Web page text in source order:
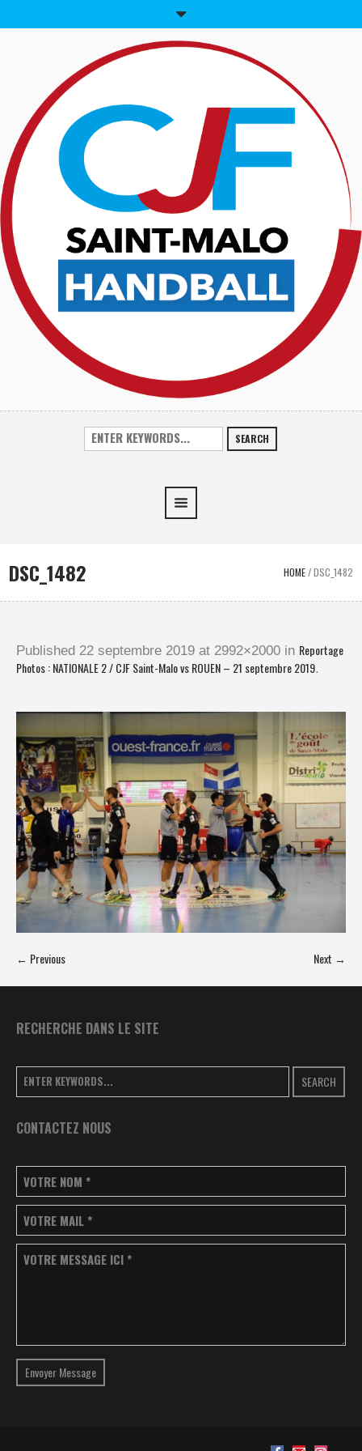
SEARCH
DSC_1482 HOME/DSC_1482
Published 22 septembre 2019 at 2992×2000 in Reportage
Photos : NATIONALE 2 / CJF Saint-Malo vs ROUEN – 21 septembre 2019.
← Previous Next →
RECHERCHE DANS LE SITE
SEARCH
CONTACTEZ NOUS
VOTRE NOM *
VOTRE MAIL *
VOTRE MESSAGE ICI *
Envoyer Message